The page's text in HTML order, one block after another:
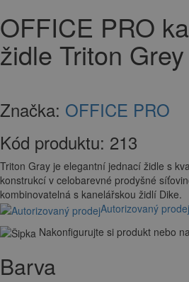
OFFICE PRO
židle Triton Grey
Značka: OFFICE PRO
Kód produktu: 213
Triton Gray je elegantní jednací židle s
konstrukcí v celobarevné prodyšné
kombinovatelná s kanelářskou židlí Dike.
Autorizovaný prodej
Nakonfigurujte si produkt nebo
Barva